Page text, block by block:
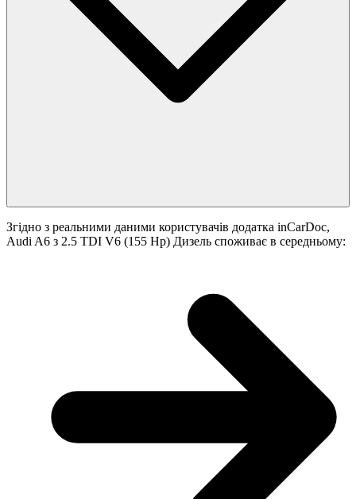
Згідно з реальними даними користувачів додатка inCarDoc,
Audi A6 з 2.5 TDI V6 (155 Hp) Дизель споживає в середньому: